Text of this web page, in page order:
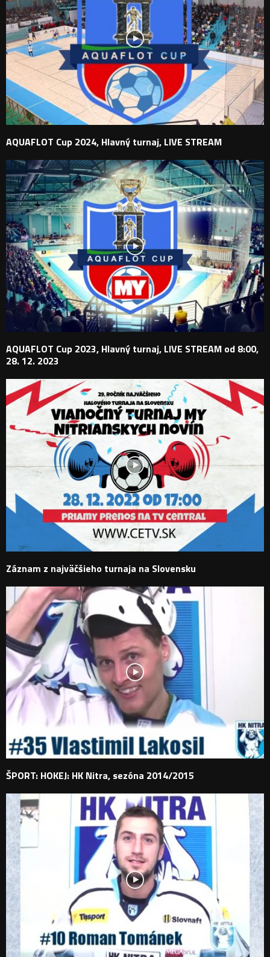
AQUAFLOT Cup 2024, Hlavný turnaj, LIVE STREAM
AQUAFLOT Cup 2023, Hlavný turnaj, LIVE STREAM od 8:00,
28. 12. 2023
Záznam z najväčšieho turnaja na Slovensku
ŠPORT: HOKEJ: HK Nitra, sezóna 2014/2015